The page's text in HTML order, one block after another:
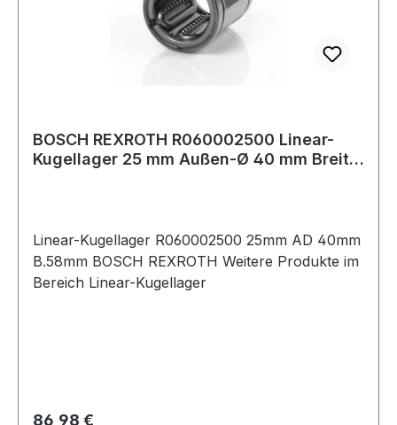
BOSCH REXROTH R060002500 Linear-
Kugellager 25 mm Außen-Ø 40 mm Breite
Linear-Kugellager R060002500 25mm AD 40mm
B.58mm BOSCH REXROTH Weitere Produkte im
Bereich Linear-Kugellager
Regulärer Preis:
86,98 €